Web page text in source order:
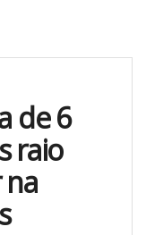
de 6
raio